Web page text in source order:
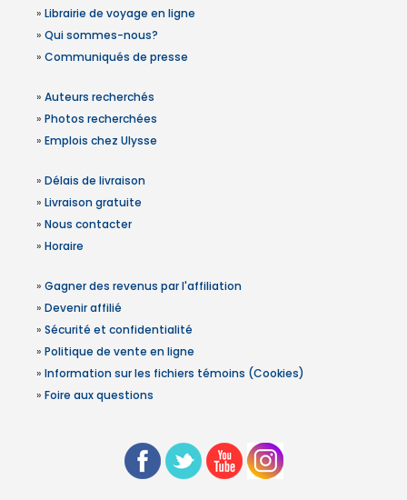
» Librairie de voyage en ligne
» Qui sommes-nous?
» Communiqués de presse
» Auteurs recherchés
» Photos recherchées
» Emplois chez Ulysse
» Délais de livraison
» Livraison gratuite
» Nous contacter
» Horaire
» Gagner des revenus par l'affiliation
» Devenir affilié
» Sécurité et confidentialité
» Politique de vente en ligne
» Information sur les fichiers témoins (Cookies)
» Foire aux questions